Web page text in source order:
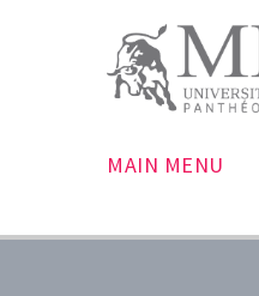
MAIN MENU